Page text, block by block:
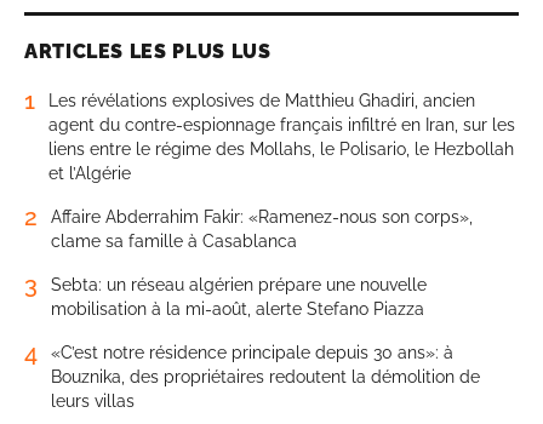
ARTICLES LES PLUS LUS
1
Les révélations explosives de Matthieu Ghadiri, ancien
agent du contre-espionnage français infiltré en Iran, sur les
liens entre le régime des Mollahs, le Polisario, le Hezbollah
et l’Algérie
2
Affaire Abderrahim Fakir: «Ramenez-nous son corps»,
clame sa famille à Casablanca
3
Sebta: un réseau algérien prépare une nouvelle
mobilisation à la mi-août, alerte Stefano Piazza
4
«C’est notre résidence principale depuis 30 ans»: à
Bouznika, des propriétaires redoutent la démolition de
leurs villas